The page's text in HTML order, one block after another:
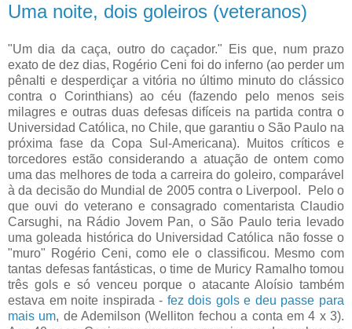
Uma noite, dois goleiros (veteranos)
"Um dia da caça, outro do caçador." Eis que, num prazo
exato de dez dias, Rogério Ceni foi do inferno (ao perder um
pênalti e desperdiçar a vitória no último minuto do clássico
contra o Corinthians) ao céu (fazendo pelo menos seis
milagres e outras duas defesas difíceis na partida contra o
Universidad Católica, no Chile, que garantiu o São Paulo na
próxima fase da Copa Sul-Americana). Muitos críticos e
torcedores estão considerando a atuação de ontem como
uma das melhores de toda a carreira do goleiro, comparável
à da decisão do Mundial de 2005 contra o Liverpool. Pelo o
que ouvi do veterano e consagrado comentarista Claudio
Carsughi, na Rádio Jovem Pan, o São Paulo teria levado
uma goleada histórica do Universidad Católica não fosse o
"muro" Rogério Ceni, como ele o classificou. Mesmo com
tantas defesas fantásticas, o time de Muricy Ramalho tomou
três gols e só venceu porque o atacante Aloísio também
estava em noite inspirada - fez dois gols e deu passe para
mais um, de Ademilson (Welliton fechou a conta em 4 x 3).